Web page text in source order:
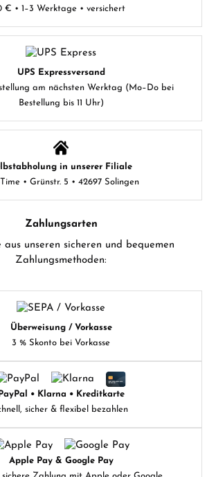
€ • 1–3 Werktage • versichert
UPS Expressversand
am nächsten Werktag (Mo–Do bei
Bestellung bis 11 Uhr)
in unserer Filiale
• Grünstr. 5 • 42697 Solingen
Zahlungsarten
aus unseren sicheren und bequemen
Zahlungsmethoden:
Überweisung / Vorkasse
3 % Skonto bei Vorkasse
PayPal • Klarna • Kreditkarte
sicher & flexibel bezahlen
Apple Pay & Google Pay